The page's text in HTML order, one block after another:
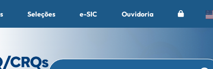
Seleções e-SIC Ouvidoria